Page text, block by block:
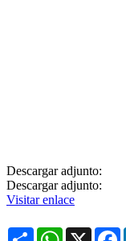
Descargar adjunto:
Descargar adjunto:
Visitar enlace
Share WhatsApp
X